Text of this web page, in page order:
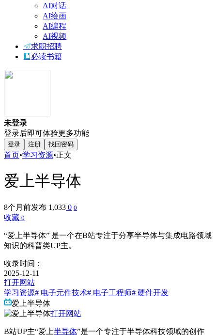
AI对话
AI绘画
AI编程
AI视频
求职招聘
必读书籍
未登录
登录后即可体验更多功能
登录 注册 找回密码
首页•学习资源•正文
爱上半导体
8个月前发布 1,033 0 0
收藏 0
“爱上半导体” 是一个在B站专注于分享半导体与集成电路领域
知识的科普类UP主。
收录时间：
2025-12-11
打开网站
学习资源# 电子元件技术# 电子工程师# 硬件开发
爱上半导体
打开网站
B站UP主“爱上半导体”是一个专注于半导体科技领域的创作